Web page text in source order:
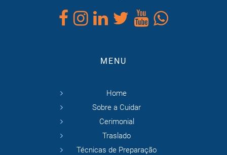
MENU
Home
Sobre a Cuidar
Cerimonial
Traslado
Técnicas de Preparação